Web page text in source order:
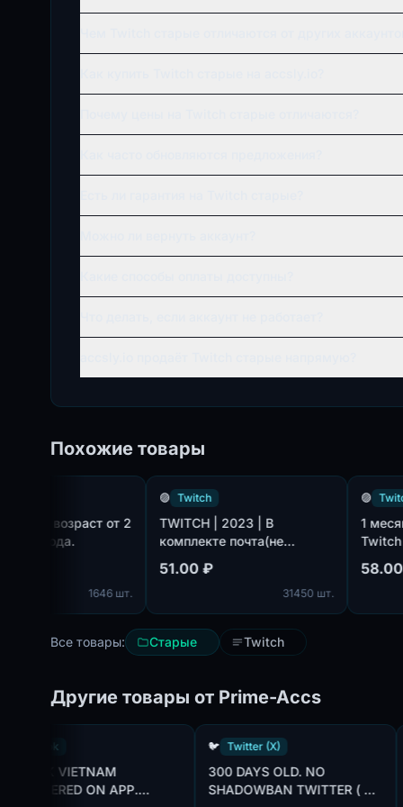
Похожие товары
возраст от 2
1646 шт.
Twitch
TWITCH | 2023 | В
комплекте почта(не
51.00 ₽
31450 шт.
Twitch
1 месяц
Twitch
включены
58.00 ₽
Все товары: Старые Twitch
Другие товары от Prime-Accs
🎵
TIKTOK VIETNAM
REGISTERED ON APP.
🐦 Twitter (X)
300 DAYS OLD. NO
SHADOWBAN TWITTER